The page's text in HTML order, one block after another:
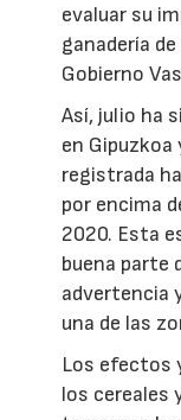
evaluar su
ganadería
Gobierno
Así, julio ha
en
registrada
por encima
2020. Esta
buena parte
advertencia
una de las
Los efectos
los cereales